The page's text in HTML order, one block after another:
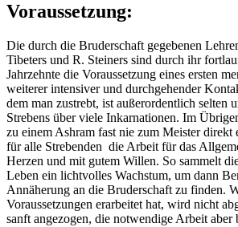
Voraussetzung:
Die durch die Bruderschaft gegebenen
Tibeters und R. Steiners sind durch ihr
Jahrzehnte die Voraussetzung eines ersten
weiterer intensiver und durchgehender
dem man zustrebt, ist außerordentlich selten
Strebens über viele Inkarnationen. Im
zu einem Ashram fast nie zum Meister direkt
für alle Strebenden die Arbeit für das
Herzen und mit gutem Willen. So sammelt
Leben ein lichtvolles Wachstum, um dann
Annäherung an die Bruderschaft zu finden.
Voraussetzungen erarbeitet hat, wird nicht
sanft angezogen, die notwendige Arbeit aber